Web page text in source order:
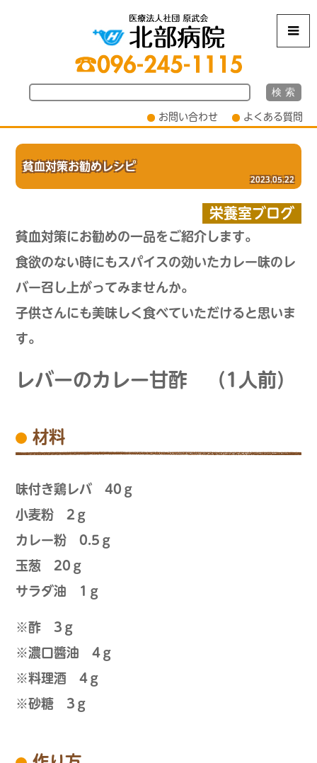
よくある質問
お問い合わせ
貧血対策お勧めレシピ
2023.05.22
栄養室ブログ
貧血対策にお勧めの一品をご紹介します。
食欲のない時にもスパイスの効いたカレー味のレ
バー召し上がってみませんか。
子供さんにも美味しく食べていただけると思いま
す。
レバーのカレー甘酢 （1人前）
材料
味付き鶏レバ 40ｇ
小麦粉 2ｇ
カレー粉 0.5ｇ
玉葱 20ｇ
サラダ油 1ｇ
※酢 3ｇ
※濃口醬油 4ｇ
※料理酒 4ｇ
※砂糖 3ｇ